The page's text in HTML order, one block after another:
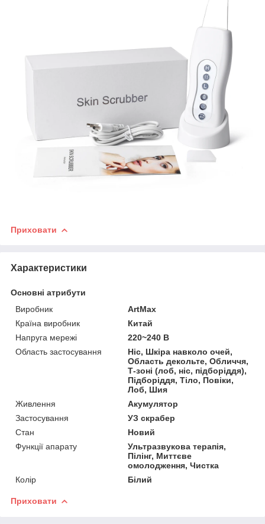
Приховати
Характеристики
Основні атрибути
Виробник
ArtMax
Країна виробник
Китай
Напруга мережі
220~240 В
Область застосування
Ніс, Шкіра навколо очей,
Область декольте, Обличчя,
Т-зоні (лоб, ніс, підборіддя),
Підборіддя, Тіло, Повіки,
Лоб, Шия
Живлення
Акумулятор
Застосування
УЗ скрабер
Стан
Новий
Функції апарату
Ультразвукова терапія,
Пілінг, Миттєве
омолодження, Чистка
Колір
Білий
Приховати